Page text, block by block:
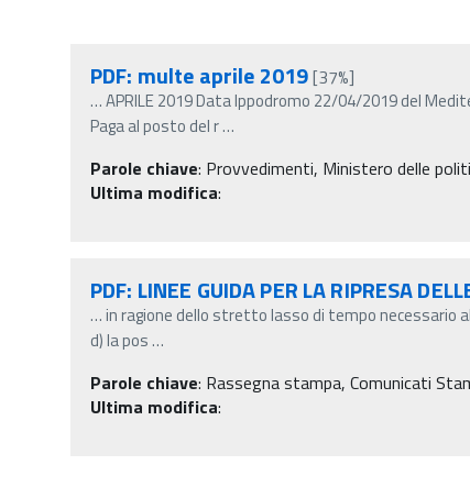
PDF: multe aprile 2019[37%]
…APRILE 2019 Data Ippodromo 22/04/2019 del
Paga al posto del r…
Parole chiave: Provvedimenti, Ministero delle
Ultima modifica:
PDF: LINEE GUIDA PER LA RIPRESA
…in ragione dello stretto lasso di tempo necessario
d) la pos…
Parole chiave: Rassegna stampa, Comunicati
Ultima modifica: